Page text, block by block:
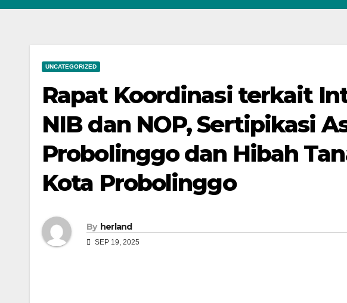
UNCATEGORIZED
Rapat Koordinasi terkait
NIB dan NOP, Sertipikasi
Probolinggo dan Hibah
Kota Probolinggo
By herland
SEP 19, 2025